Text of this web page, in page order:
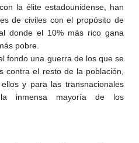
la élite estadounidense, han
de civiles con el propósito de
donde el 10% más rico gana
pobre.
fondo una guerra de los que se
contra el resto de la población,
y para las transnacionales
inmensa mayoría de los